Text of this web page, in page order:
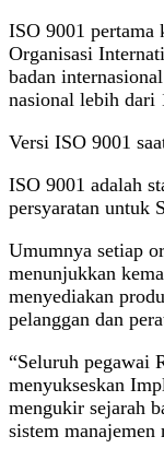
ISO 9001 pertama
Organisasi
badan
nasional lebih dari
Versi ISO 9001
ISO 9001 adalah
persyaratan untuk
Umumnya setiap
menunjukkan
menyediakan
pelanggan dan
“Seluruh pegawai
menyukseskan
mengukir sejarah
sistem